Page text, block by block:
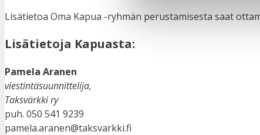
Lisätietoa Oma Kapua -ryhmän perustamisesta saat
Lisätietoja Kapuasta:
Pamela Aranen
viestintäsuunnittelija,
Taksvärkki ry
puh. 050 541 9239
pamela.aranen@taksvarkki.fi